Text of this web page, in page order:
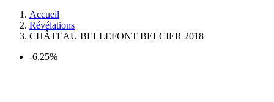
Accueil
Révélations
CHÂTEAU BELLEFONT BELCIER 2018
-6,25%